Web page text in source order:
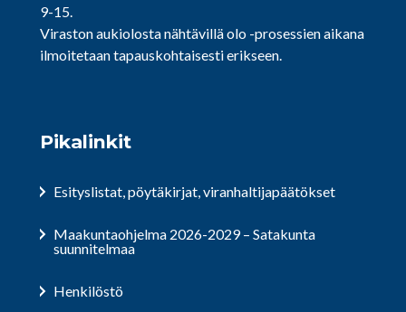
9-15.
Viraston aukiolosta nähtävillä olo -prosessien aikana
ilmoitetaan tapauskohtaisesti erikseen.
Pikalinkit
Esityslistat, pöytäkirjat, viranhaltijapäätökset
Maakuntaohjelma 2026-2029 – Satakunta
suunnitelmaa
Henkilöstö